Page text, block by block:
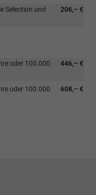
206,– €
Selection und
446,– €
oder 100.000
608,– €
oder 100.000